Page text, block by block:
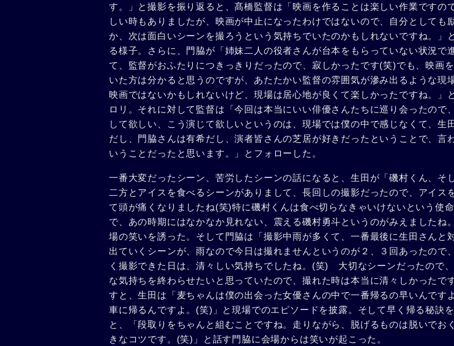
す。」と撮影を振り返ると、髙橋監督は「映画を作ることは楽しい作業ですの
しい時もありましたが、映画が中止になったわけではないので、自分としても
か、次は面白いシーンを撮ろうという気持ちでいたのかもしれないですね。」
る様子。さらに、門脇が「姉妹二人の役者さんが台本をもらっていない状況で
て、監督がおふたりにつきっきりだったので、寂しかったです(笑)でも、映画
いた方は分かると思うのですが、あたたかい監督の雰囲気が滲み出るような現
映画ではないかもしれないけど、現場は居心地が良くて楽しかったですね。」
ロリ。それに対して監督は「今回は本当にいい俳優さんたちに巡り会ったので
して欲しい、こう演じて欲しいというのは、現場では僕の中で感じなくて、生
だし、門脇さんは有希だし、演者皆さんの芝居が好きだったということで、言
いうことだったと思います。」とフォローした。
一番大変だったシーン、苦労したシーンの話になると、生田が「磯村くん、そ
二方とアイスを食べるシーンがありまして、長回しの撮影だったので、アイス
て頭が痛くなりましたね(笑)特に磯村くんは食べ切らなきゃいけないという使
で、あの時期にはなかなか見れない、震える磯村勇斗というのがみえましたね
場の笑いを誘った。そして門脇は「撮影中雨が多くて、一番最後に生田さんと
出ていくシーンが、雨なので今日は撮れませんというのが２、３回あったので
く撮影できた日は、清々しい気持ちでしたね。(笑) 大切なシーンだったので
な気持ちを終わらせたいと思っていたので、撮れた時は本当に清々しかったで
すと、生田は「麦ちゃんは僕の出会った女優さんの中で一番帰るの早いんです
車に帰るんですよ。(笑)」と現場でのエピソードを披露。そして早く帰る秘訣
と、「段取りをちゃんと組むことですね。走りながら、脱げるものは脱いでお
きなコツです。(笑)」と話す門脇に会場からは笑いが起こった。